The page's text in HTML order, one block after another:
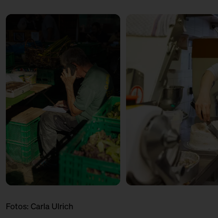
mit Alfredo Sironi
12:00 – 12:30
Produktionsbesuch: Von
Zitronenwolken und Rugelach II
mit Anne
Goldmond Bakery
12:00 – 13:00
Marktbummel: Marktmeister
mit Roman Dashuber
Infopoint Ticket Kostenlos
12:00 – 13:00
Marktplausch: Ein Nachbar
berichtet I
mit Christoph Albrecht
Infopoint Ticket
Königsberger Klopse I
mit Dinah Hoffmann
Fotos: Carla Ulrich